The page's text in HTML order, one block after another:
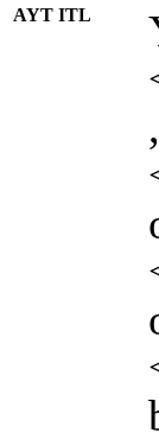
AYT ITL